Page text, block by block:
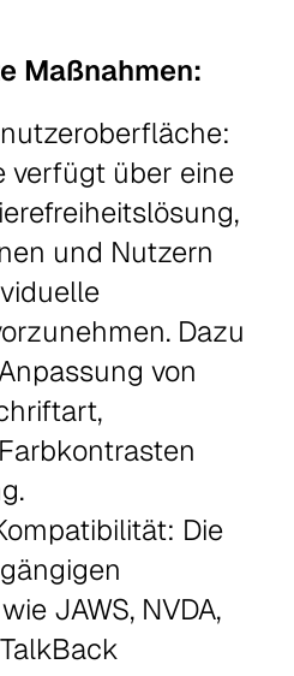
Maßnahmen:
verfügt über eine
und Nutzern
Dazu
von
Die
JAWS, NVDA,